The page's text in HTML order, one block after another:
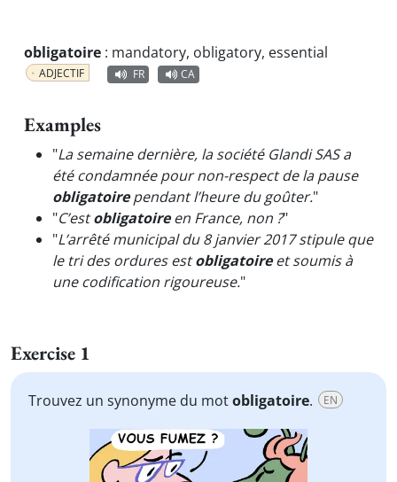
obligatoire : mandatory, obligatory, essential
ADJECTIF FR CA
Examples
"La semaine dernière, la société Glandi SAS a
été condamnée pour non-respect de la pause
obligatoirependant l’heure du goûter."
"C’estobligatoireen France, non ?"
"L’arrêté municipal du 8 janvier 2017 stipule que
le tri des ordures estobligatoireet soumis à
une codification rigoureuse."
Exercise 1
Trouvez un synonyme du motobligatoire. EN